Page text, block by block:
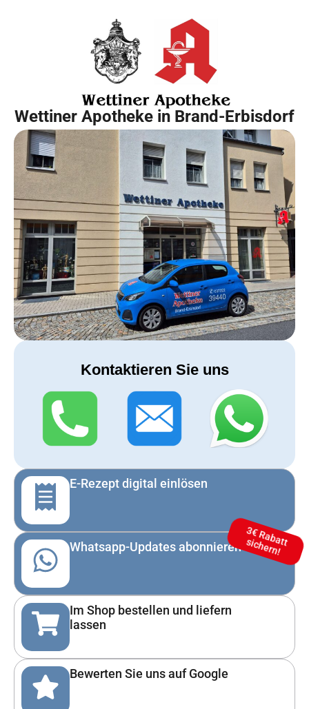
Wettiner Apotheke in Brand-Erbisdorf
Kontaktieren Sie uns
E-Rezept digital einlösen
Whatsapp-Updates abonnieren 3
€
R
a
b
a
tt s
ic
h
e
rn
!
Im Shop bestellen und liefern
lassen
Bewerten Sie uns auf Google